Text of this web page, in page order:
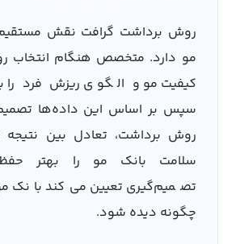
روش برداشت گرافت نقش
مو دارد. متخصص هنگام انتخاب
کیفیت مو و الگوی ریزش فرد
سپس بر اساس این داده‌ها
روش برداشت، تعادل بین نتیجه
سلامت بانک مو را بهتر
تصمیم‌گیری تعیین می‌کند بانک
چگونه دیده شود.